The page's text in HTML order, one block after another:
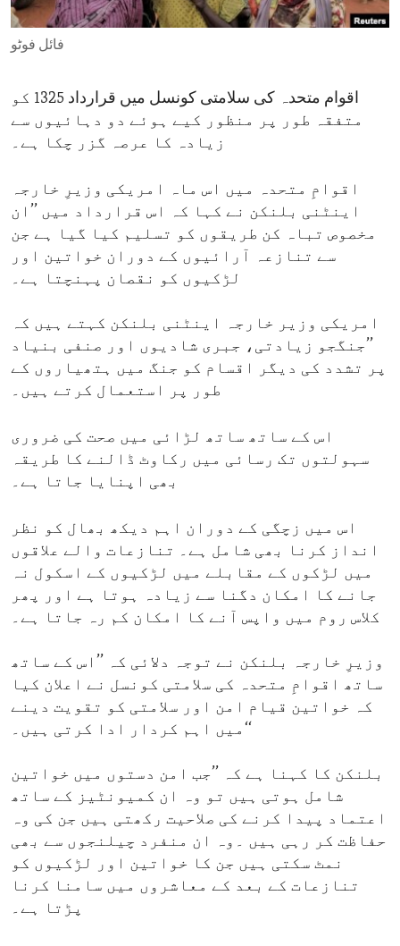
ENVIRONMENT AND HEALTH
IDEALS AND INSTITUTIONS
فائل فوٹو
اقوام متحدہ کی سلامتی کونسل میں قرارداد 1325 کو
متفقہ طور پر منظور کیے ہوئے دو دہائیوں سے
زیادہ کا عرصہ گزر چکا ہے۔
اقوامِ متحدہ میں اس ماہ امریکی وزیرِ خارجہ
اینٹنی بلنکن نے کہا کہ اس قرارداد میں ’’ان
مخصوص تباہ کن طریقوں کو تسلیم کیا گیا ہے جن
سے تنازعہ آرائیوں کے دوران خواتین اور
لڑکیوں کو نقصان پہنچتا ہے۔
امریکی وزیر خارجہ اینٹنی بلنکن کہتے ہیں کہ
’’جنگجو زیادتی، جبری شادیوں اور صنفی بنیاد
پر تشدد کی دیگر اقسام کو جنگ میں ہتھیاروں کے
طور پر استعمال کرتے ہیں۔
اس کے ساتھ ساتھ لڑائی میں صحت کی ضروری
سہولتوں تک رسائی میں رکاوٹ ڈالنے کا طریقہ
بھی اپنایا جاتا ہے۔
اس میں زچگی کے دوران اہم دیکھ بھال کو نظر
انداز کرنا بھی شامل ہے۔ تنازعات والے علاقوں
میں لڑکوں کے مقابلے میں لڑکیوں کے اسکول نہ
جانے کا امکان دگنا سے زیادہ ہوتا ہے اور پھر
کلاس روم میں واپس آنے کا امکان کم رہ جاتا ہے۔
وزیرِ خارجہ بلنکن نے توجہ دلائی کہ ’’اس کے ساتھ
ساتھ اقوامِ متحدہ کی سلامتی کونسل نے اعلان کیا
کہ خواتین قیام امن اور سلامتی کو تقویت دینے
میں اہم کردار ادا کرتی ہیں۔‘‘
بلنکن کا کہنا ہے کہ ’’جب امن دستوں میں خواتین
شامل ہوتی ہیں تو وہ ان کمیونٹیز کے ساتھ
اعتماد پیدا کرنے کی صلاحیت رکھتی ہیں جن کی وہ
حفاظت کر رہی ہیں ۔وہ ان منفرد چیلنجوں سے بھی
نمٹ سکتی ہیں جن کا خواتین اور لڑکیوں کو
تنازعات کے بعد کے معاشروں میں سامنا کرنا
پڑتا ہے۔